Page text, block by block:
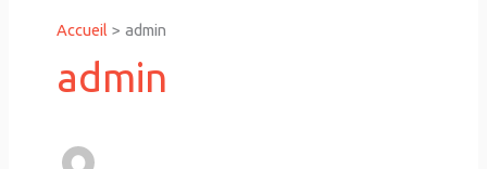
Accueil admin
admin